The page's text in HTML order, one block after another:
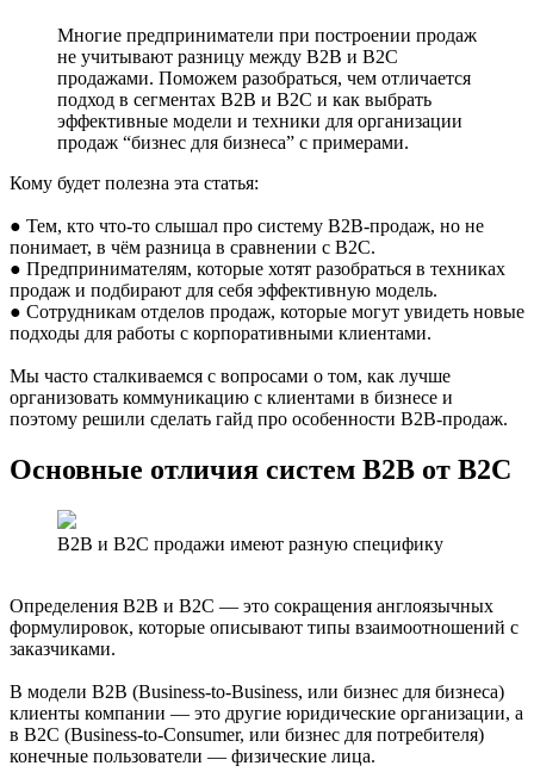
Многие предприниматели при построении продаж
не учитывают разницу между B2B и B2C
продажами. Поможем разобраться, чем отличается
подход в сегментах B2B и B2C и как выбрать
эффективные модели и техники для организации
продаж “бизнес для бизнеса” с примерами.
Кому будет полезна эта статья:
● Тем, кто что-то слышал про систему B2B-продаж, но не
понимает, в чём разница в сравнении с В2С.
● Предпринимателям, которые хотят разобраться в техниках
продаж и подбирают для себя эффективную модель.
● Сотрудникам отделов продаж, которые могут увидеть новые
подходы для работы с корпоративными клиентами.
Мы часто сталкиваемся с вопросами о том, как лучше
организовать коммуникацию с клиентами в бизнесе и
поэтому решили сделать гайд про особенности B2B-продаж.
Основные отличия систем B2B от B2C
B2B и B2C продажи имеют разную специфику
Определения B2B и B2C — это сокращения англоязычных
формулировок, которые описывают типы взаимоотношений с
заказчиками.
В модели B2B (Business-to-Business, или бизнес для бизнеса)
клиенты компании — это другие юридические организации, а
в B2C (Business-to-Consumer, или бизнес для потребителя)
конечные пользователи — физические лица.